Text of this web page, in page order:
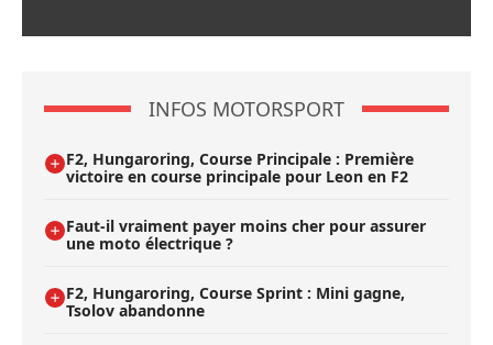
INFOS MOTORSPORT
F2, Hungaroring, Course Principale : Première
victoire en course principale pour Leon en F2
Faut-il vraiment payer moins cher pour assurer
une moto électrique ?
F2, Hungaroring, Course Sprint : Mini gagne,
Tsolov abandonne